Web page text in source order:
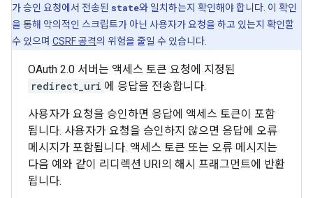
가 승인 요청에서 전송된 state와 일치하는지 확인해야 합니다. 이 확인
을 통해 악의적인 스크립트가 아닌 사용자가 요청을 하고 있는지 확인할
수 있으며 CSRF 공격의 위험을 줄일 수 있습니다.
OAuth 2.0 서버는 액세스 토큰 요청에 지정된
redirect_uri 에 응답을 전송합니다.
사용자가 요청을 승인하면 응답에 액세스 토큰이 포함
됩니다. 사용자가 요청을 승인하지 않으면 응답에 오류
메시지가 포함됩니다. 액세스 토큰 또는 오류 메시지는
다음 예와 같이 리디렉션 URI의 해시 프래그먼트에 반환
됩니다.